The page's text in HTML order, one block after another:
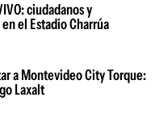
ciudadanos y
el Estadio Charrúa
a Montevideo City Torque:
Laxalt